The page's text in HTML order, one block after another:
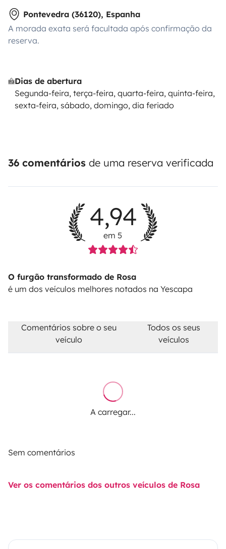
Pontevedra (36120), Espanha
A morada exata será facultada após confirmação da
reserva.
Dias de abertura
Segunda-feira, terça-feira, quarta-feira, quinta-feira,
sexta-feira, sábado, domingo, dia feriado
36 comentários de uma reserva verificada
4,94
em 5
O furgão transformado de Rosa
é um dos veículos melhores notados na Yescapa
Comentários sobre o seu
veículo
Todos os seus
veículos
A carregar...
Sem comentários
Ver os comentários dos outros veículos de Rosa